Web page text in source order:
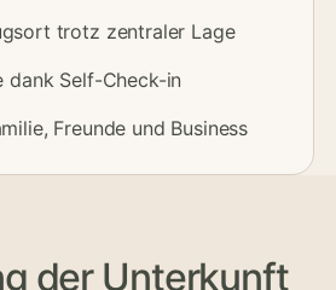
trotz zentraler Lage
dank Self-Check-in
Freunde und Business
der Unterkunft